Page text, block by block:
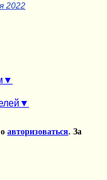
2022
авторизоваться. За